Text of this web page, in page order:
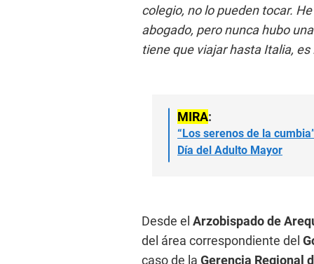
colegio, no lo pueden tocar.
abogado, pero nunca hubo
tiene que viajar hasta Italia, es
MIRA:
“Los serenos de la
Día del Adulto Mayor
Desde el Arzobispado de
del área correspondiente del
caso de la Gerencia Regional